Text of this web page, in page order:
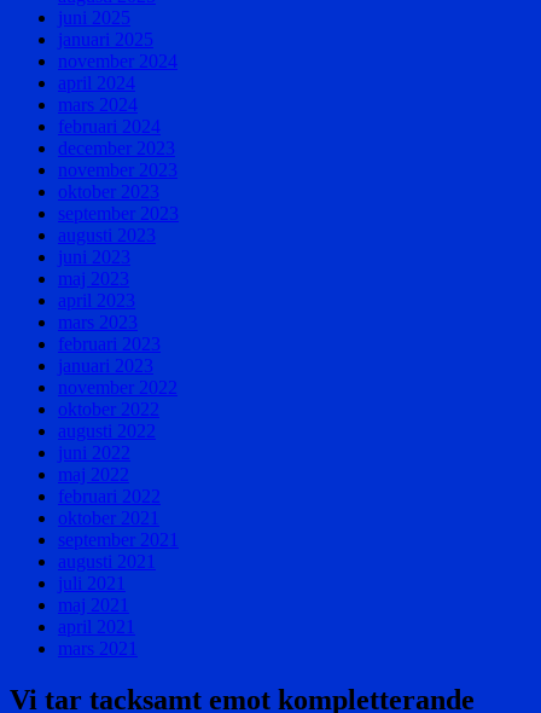
juni 2025
januari 2025
november 2024
april 2024
mars 2024
februari 2024
december 2023
november 2023
oktober 2023
september 2023
augusti 2023
juni 2023
maj 2023
april 2023
mars 2023
februari 2023
januari 2023
november 2022
oktober 2022
augusti 2022
juni 2022
maj 2022
februari 2022
oktober 2021
september 2021
augusti 2021
juli 2021
maj 2021
april 2021
mars 2021
Vi tar tacksamt emot kompletterande